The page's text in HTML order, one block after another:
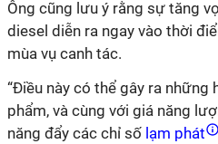
Ông cũng lưu ý rằng sự tăng
diesel diễn ra ngay vào thời
mùa vụ canh tác.
“Điều này có thể gây ra
phẩm, và cùng với giá năng
năng đẩy các chỉ số lạm phát